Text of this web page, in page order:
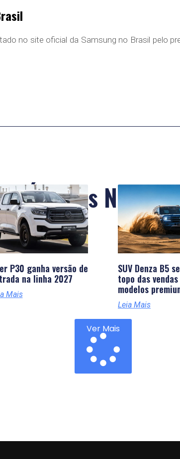
no site oficial da Samsung no Brasil pelo
Últimas
P30 ganha versão de
na linha 2027
Mais
SUV Denza B5
topo das
modelos
Leia Mais
Ver Mais